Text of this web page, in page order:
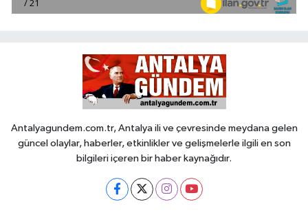
Antalyagundem.com.tr, Antalya ili ve çevresinde meydana gelen
güncel olaylar, haberler, etkinlikler ve gelişmelerle ilgili en son
bilgileri içeren bir haber kaynağıdır.